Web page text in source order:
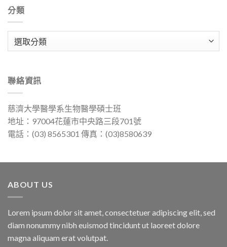
分類
聯絡資訊
慈濟大學醫學系生物醫學碩士班
地址：97004花蓮市中央路三段701號
電話：(03) 8565301 傳真：(03)8580639
ABOUT US
Lorem ipsum dolor sit amet, consectetuer adipiscing elit, sed
diam nonummy nibh euismod tincidunt ut laoreet dolore
magna aliquam erat volutpat.